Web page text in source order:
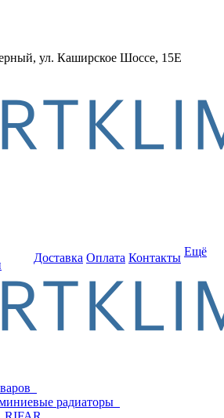
ул. Каширское Шоссе, 15Е
Доставка Оплата Контакты Ещё
радиаторы